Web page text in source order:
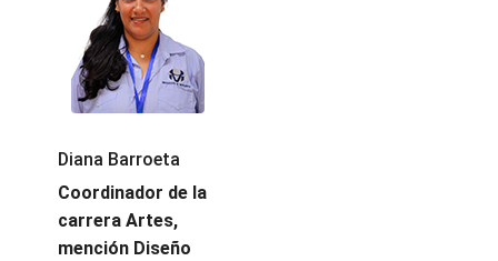
Diana Barroeta
Coordinador de la
carrera Artes,
mención Diseño